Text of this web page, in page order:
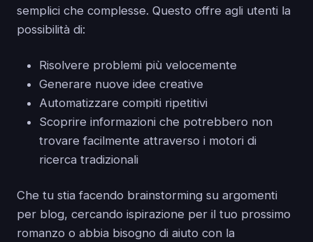
semplici che complesse. Questo offre agli utenti la
possibilità di:
Risolvere problemi più velocemente
Generare nuove idee creative
Automatizzare compiti ripetitivi
Scoprire informazioni che potrebbero non
trovare facilmente attraverso i motori di
ricerca tradizionali
Che tu stia facendo brainstorming su argomenti
per blog, cercando ispirazione per il tuo prossimo
romanzo o abbia bisogno di aiuto con la